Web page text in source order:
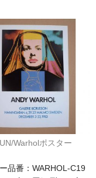
Warholポスター
品番：WARHOL-C19